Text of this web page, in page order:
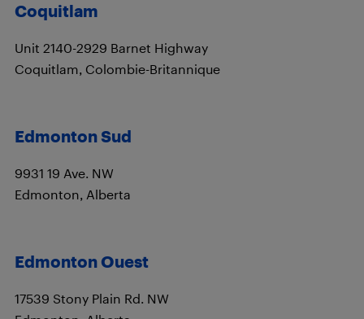
Coquitlam
Unit 2140-2929 Barnet Highway
Coquitlam, Colombie-Britannique
Edmonton Sud
9931 19 Ave. NW
Edmonton, Alberta
Edmonton Ouest
17539 Stony Plain Rd. NW